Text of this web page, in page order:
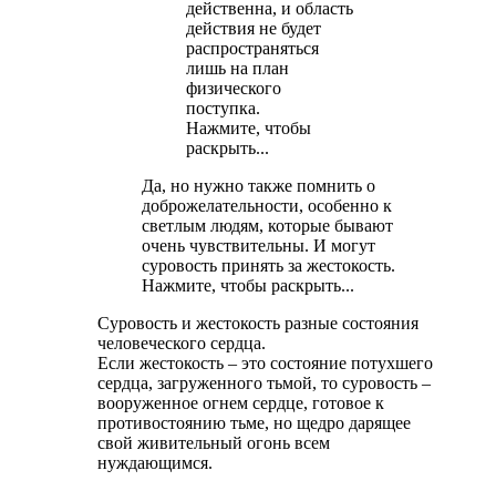
действенна, и область
действия не будет
распространяться
лишь на план
физического
поступка.
Нажмите, чтобы
раскрыть...
Да, но нужно также помнить о
доброжелательности, особенно к
светлым людям, которые бывают
очень чувствительны. И могут
суровость принять за жестокость.
Нажмите, чтобы раскрыть...
Суровость и жестокость разные состояния
человеческого сердца.
Если жестокость – это состояние потухшего
сердца, загруженного тьмой, то суровость –
вооруженное огнем сердце, готовое к
противостоянию тьме, но щедро дарящее
свой живительный огонь всем
нуждающимся.